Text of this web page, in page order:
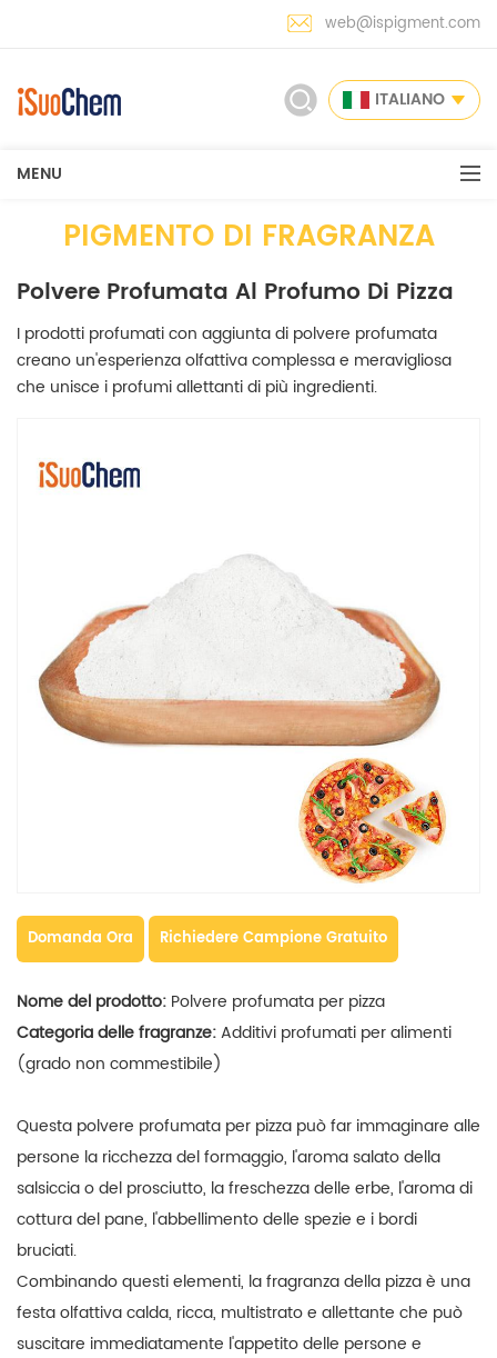
web@ispigment.com
ITALIANO
MENU
PIGMENTO DI FRAGRANZA
Polvere Profumata Al Profumo Di Pizza
I prodotti profumati con aggiunta di polvere profumata
creano un'esperienza olfattiva complessa e meravigliosa
che unisce i profumi allettanti di più ingredienti.
Domanda Ora Richiedere Campione Gratuito
Nome del prodotto: Polvere profumata per pizza
Categoria delle fragranze:Additivi profumati per alimenti
(grado non commestibile)
Questa polvere profumata per pizza può far immaginare alle
persone la ricchezza del formaggio, l'aroma salato della
salsiccia o del prosciutto, la freschezza delle erbe, l'aroma di
cottura del pane, l'abbellimento delle spezie e i bordi
bruciati.
Combinando questi elementi, la fragranza della pizza è una
festa olfattiva calda, ricca, multistrato e allettante che può
suscitare immediatamente l'appetito delle persone e